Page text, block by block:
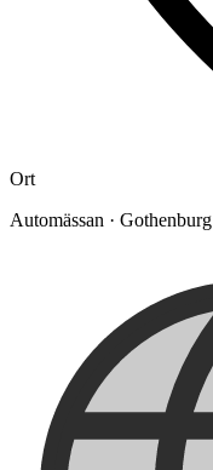
Ort
Automässan · Gothenburg